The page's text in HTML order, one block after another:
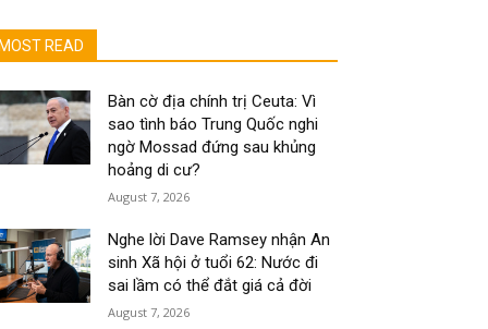
MOST READ
Bàn cờ địa chính trị Ceuta: Vì
sao tình báo Trung Quốc nghi
ngờ Mossad đứng sau khủng
hoảng di cư?
August 7, 2026
Nghe lời Dave Ramsey nhận An
sinh Xã hội ở tuổi 62: Nước đi
sai lầm có thể đắt giá cả đời
August 7, 2026